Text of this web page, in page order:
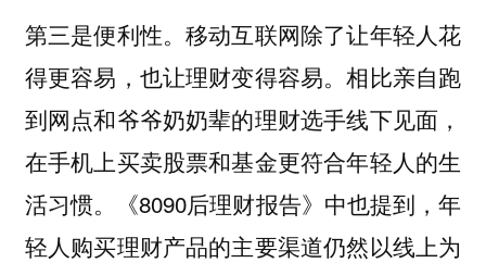
第三是便利性。移动互联网除了让年轻人花
得更容易，也让理财变得容易。相比亲自跑
到网点和爷爷奶奶辈的理财选手线下见面，
在手机上买卖股票和基金更符合年轻人的生
活习惯。《8090后理财报告》中也提到，年
轻人购买理财产品的主要渠道仍然以线上为